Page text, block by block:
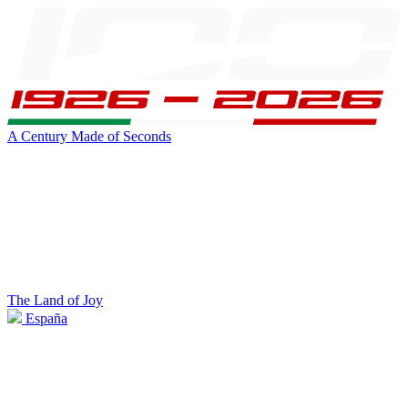
A Century Made of Seconds
The Land of Joy
España